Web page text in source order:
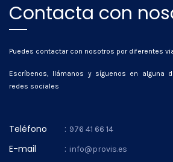
Contacta con
Puedes contactar con nosotros por diferentes
Escríbenos, llámanos y síguenos en alguna
redes sociales
Teléfono : 976 41 66 14
E-mail : info@provis.es